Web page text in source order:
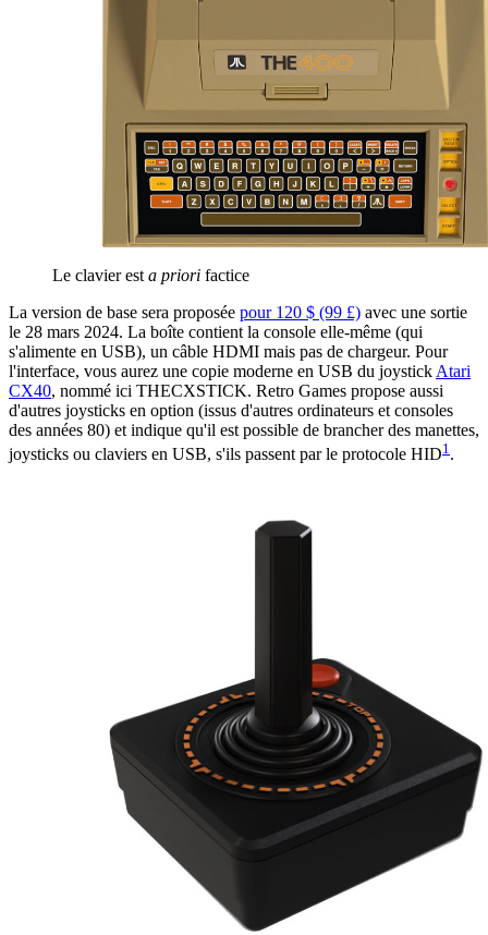
Le clavier est a priori factice
La version de base sera proposée pour 120 $ (99 £) avec une sortie
le 28 mars 2024. La boîte contient la console elle-même (qui
s'alimente en USB), un câble HDMI mais pas de chargeur. Pour
l'interface, vous aurez une copie moderne en USB du joystick Atari
CX40, nommé ici THECXSTICK. Retro Games propose aussi
d'autres joysticks en option (issus d'autres ordinateurs et consoles
des années 80) et indique qu'il est possible de brancher des manettes,
joysticks ou claviers en USB, s'ils passent par le protocole HID1 .